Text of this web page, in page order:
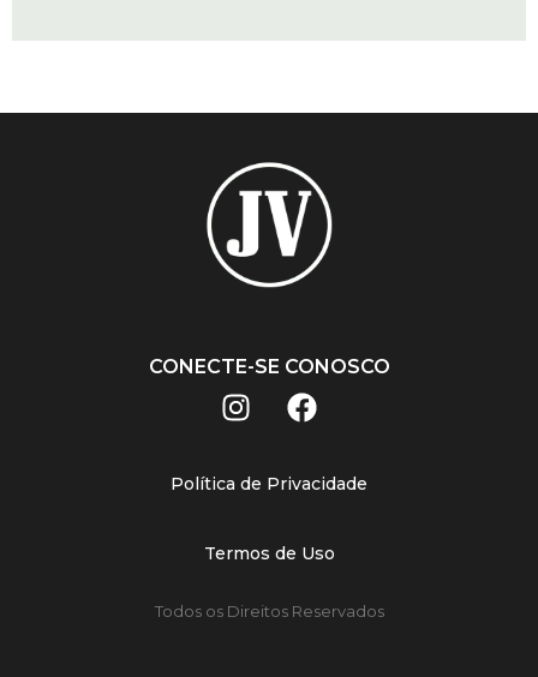
CONECTE-SE CONOSCO
Política de Privacidade
Termos de Uso
Todos os Direitos Reservados